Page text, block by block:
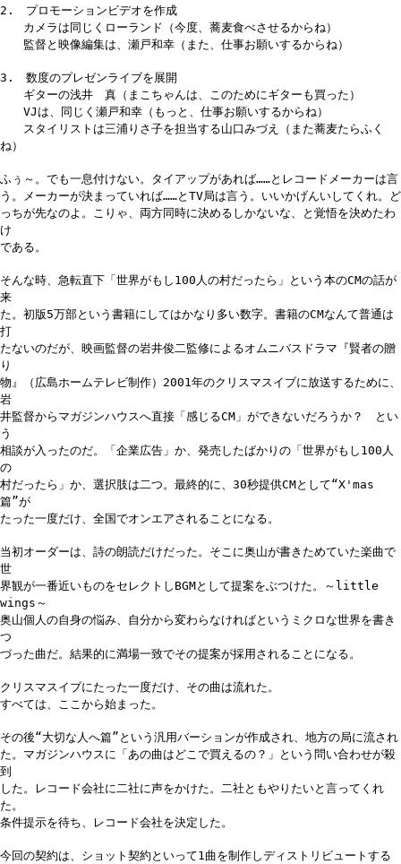
2. プロモーションビデオを作成
カメラは同じくローランド（今度、蕎麦食べさせるからね）
監督と映像編集は、瀬戸和幸（また、仕事お願いするからね）
3. 数度のプレゼンライブを展開
ギターの浅井 真（まこちゃんは、このためにギターも買った）
VJは、同じく瀬戸和幸（もっと、仕事お願いするからね）
スタイリストは三浦りさ子を担当する山口みづえ（また蕎麦たらふく
ね）
ふぅ～。でも一息付けない。タイアップがあれば……とレコードメーカーは言
う。メーカーが決まっていれば……とTV局は言う。いいかげんいしてくれ。ど
っちが先なのよ。こりゃ、両方同時に決めるしかないな、と覚悟を決めたわ
け
である。
そんな時、急転直下「世界がもし100人の村だったら」という本のCMの話が
来
た。初版5万部という書籍にしてはかなり多い数字。書籍のCMなんて普通は
打
たないのだが、映画監督の岩井俊二監修によるオムニバスドラマ『賢者の贈
り
物』（広島ホームテレビ制作）2001年のクリスマスイブに放送するために、
岩
井監督からマガジンハウスへ直接「感じるCM」ができないだろうか？ とい
う
相談が入ったのだ。「企業広告」か、発売したばかりの「世界がもし100人
の
村だったら」か、選択肢は二つ。最終的に、30秒提供CMとして“X'mas
篇”が
たった一度だけ、全国でオンエアされることになる。
当初オーダーは、詩の朗読だけだった。そこに奥山が書きためていた楽曲で
世
界観が一番近いものをセレクトしBGMとして提案をぶつけた。～little
wings～
奥山個人の自身の悩み、自分から変わらなければというミクロな世界を書き
つ
づった曲だ。結果的に満場一致でその提案が採用されることになる。
クリスマスイブにたった一度だけ、その曲は流れた。
すべては、ここから始まった。
その後“大切な人へ篇”という汎用バーションが作成され、地方の局に流され
た。マガジンハウスに「あの曲はどこで買えるの？」という問い合わせが殺
到
した。レコード会社に二社に声をかけた。二社ともやりたいと言ってくれ
た。
条件提示を待ち、レコード会社を決定した。
今回の契約は、ショット契約といって1曲を制作しディストリビュートする